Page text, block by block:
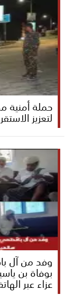
حملة
لتعزيز
وفد من آل
بوفاة بن
عزاء عبر